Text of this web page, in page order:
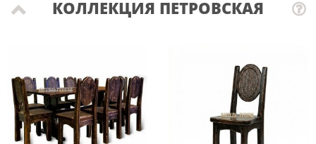
КОЛЛЕКЦИЯ ПЕТРОВСКАЯ